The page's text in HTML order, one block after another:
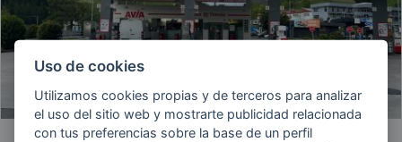
Uso de cookies
Utilizamos cookies propias y de terceros para analizar
el uso del sitio web y mostrarte publicidad relacionada
con tus preferencias sobre la base de un perfil